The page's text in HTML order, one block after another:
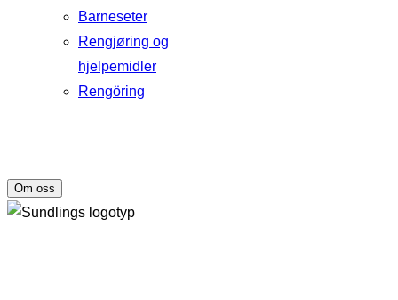
Barneseter
Rengjøring og
hjelpemidler
Rengöring
Om oss